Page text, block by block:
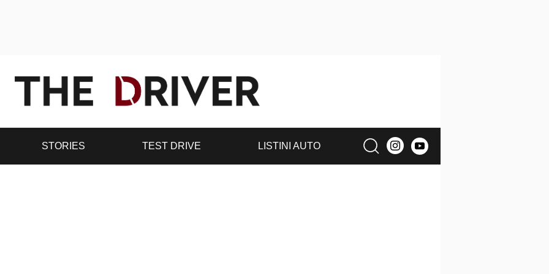
STORIES TEST DRIVE LISTINI AUTO